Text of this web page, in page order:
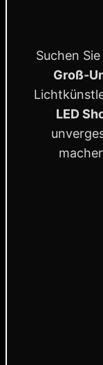
Suchen
Groß-
LED